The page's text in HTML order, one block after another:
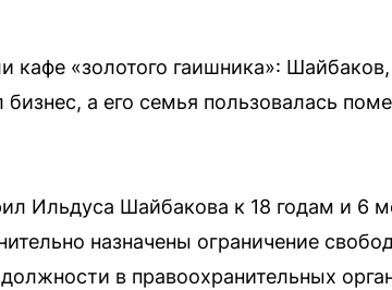
кафе «золотого гаишника»:
а его семья пользовалась
Ильдуса Шайбакова к 18 годам и 6
назначены ограничение
в правоохранительных